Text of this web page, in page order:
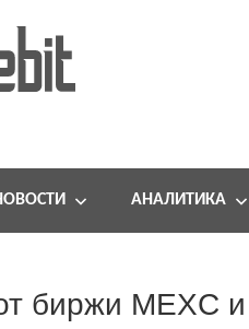
АНАЛИТИКА
биржи MEXC